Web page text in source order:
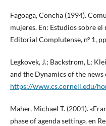
Fagoaga, Concha (1994).
mujeres. En: Estudios sobre
Editorial Complutense, nº 1,
Legkovek, J.; Backstrom, L;
and the Dynamics of the news
https://www.cs.cornell.edu/
Maher, Michael T. (2001).
phase of agenda setting», en